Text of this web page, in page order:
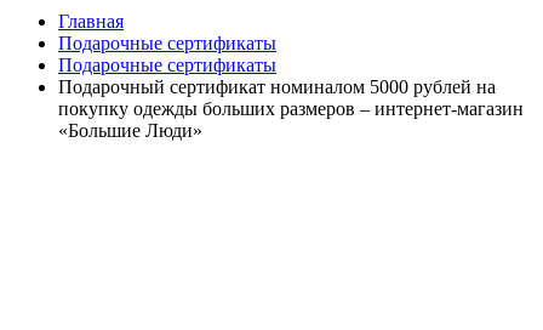
Главная
Подарочные сертификаты
Подарочные сертификаты
Подарочный сертификат номиналом 5000 рублей на
покупку одежды больших размеров – интернет-магазин
«Большие Люди»